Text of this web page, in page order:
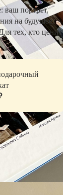
ваш портрет,
на будущее.
тех, кто ценит